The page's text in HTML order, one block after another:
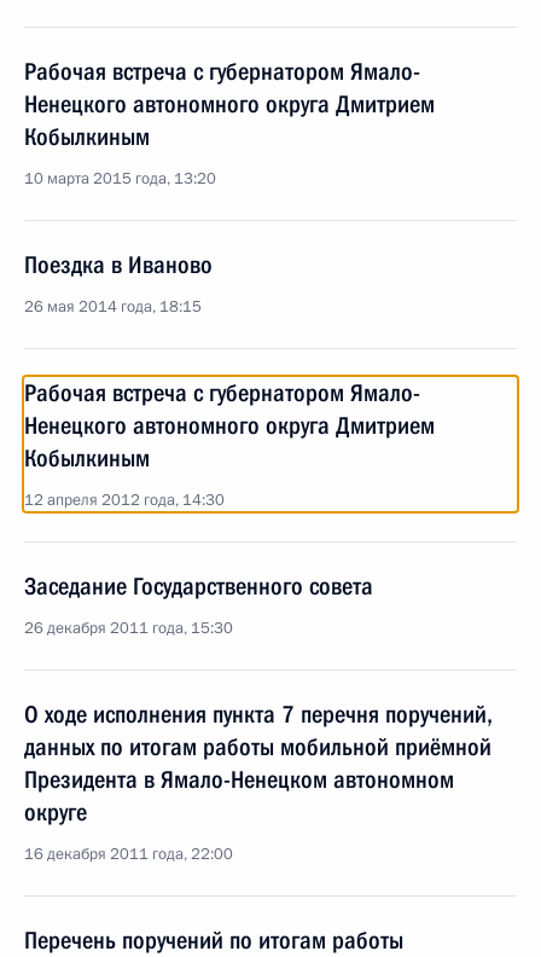
Рабочая встреча с губернатором Ямало-
Ненецкого автономного округа Дмитрием
Кобылкиным
10 марта 2015 года, 13:20
Поездка в Иваново
26 мая 2014 года, 18:15
Рабочая встреча с губернатором Ямало-
Ненецкого автономного округа Дмитрием
Кобылкиным
12 апреля 2012 года, 14:30
Заседание Государственного совета
26 декабря 2011 года, 15:30
О ходе исполнения пункта 7 перечня поручений,
данных по итогам работы мобильной приёмной
Президента в Ямало-Ненецком автономном
округе
16 декабря 2011 года, 22:00
Перечень поручений по итогам работы